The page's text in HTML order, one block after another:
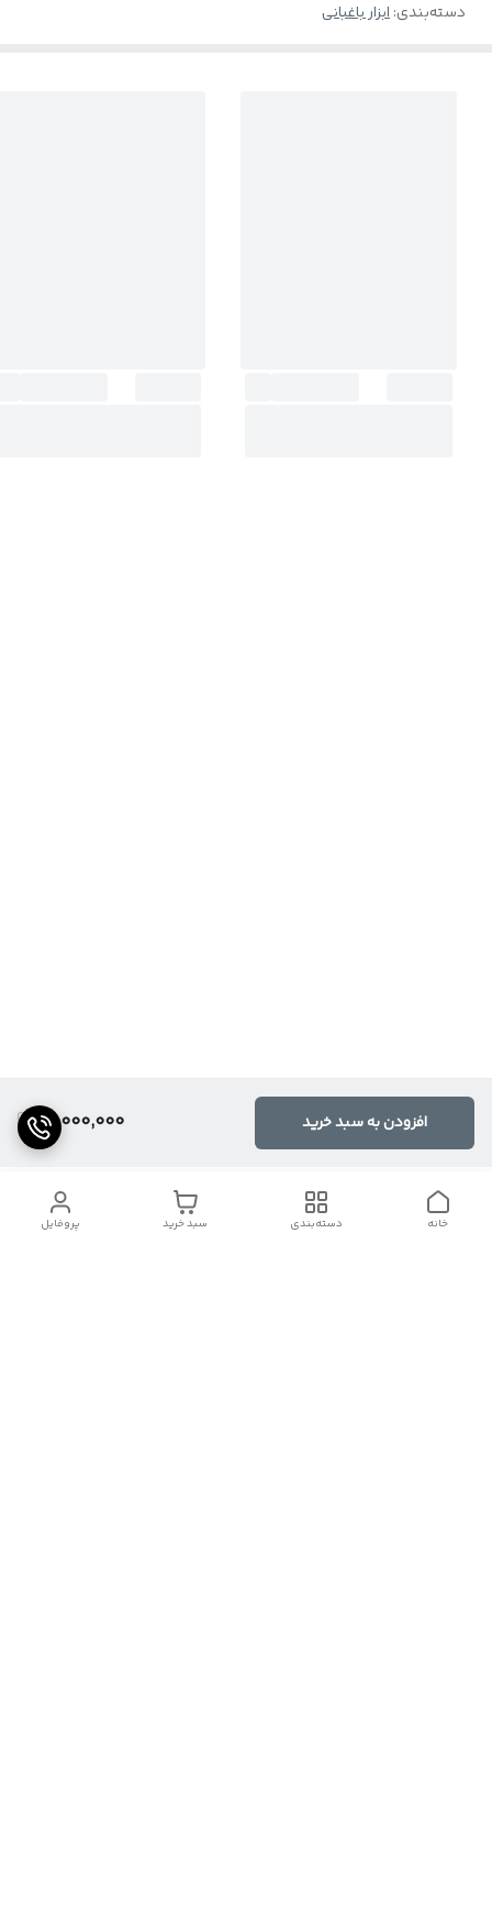
15,000,000 افزودن به سبد خرید
دسته‌بندی:ابزار باغبانی
پروفایل سبد خرید دسته‌بندی خانه